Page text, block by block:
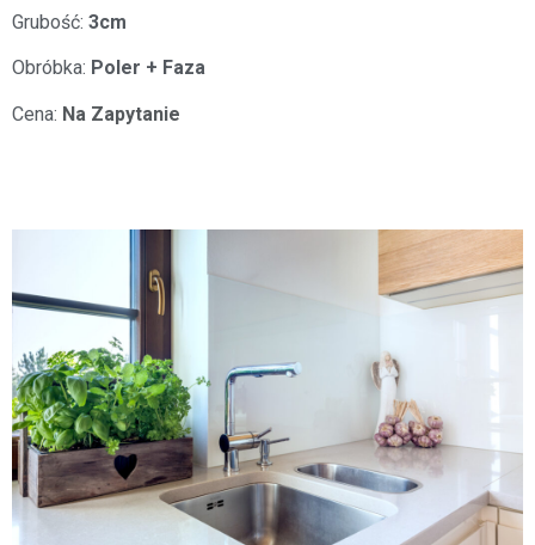
Grubość: 3cm
Obróbka: Poler + Faza
Cena: Na Zapytanie